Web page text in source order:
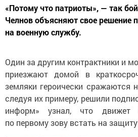
«Потому что патриоты», — так
Челнов объясняют свое решение
на военную службу.
Один за другим контрактники и
приезжают домой в
земляки героически сражаются
следуя их примеру, решили
информ» узнал, что движет
по первому зову встать на